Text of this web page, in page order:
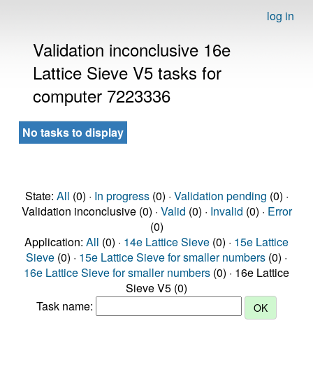
log in
Validation inconclusive 16e
Lattice Sieve V5 tasks for
computer 7223336
No tasks to display
State: All (0) · In progress(0) · Validation pending (0) ·
Validation inconclusive (0) · Valid (0) · Invalid (0) · Error
(0)
Application: All (0) · 14e Lattice Sieve (0) · 15e Lattice
Sieve (0) · 15e Lattice Sieve for smaller numbers (0) ·
16e Lattice Sieve for smaller numbers (0) · 16e Lattice
Sieve V5 (0)
Task name: